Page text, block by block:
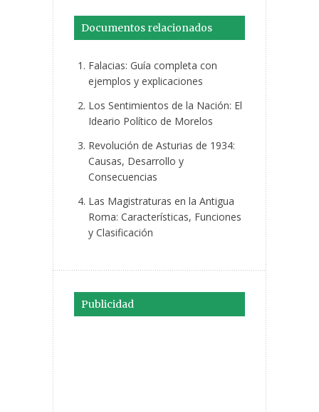
Documentos relacionados
Falacias: Guía completa con
ejemplos y explicaciones
Los Sentimientos de la Nación: El
Ideario Político de Morelos
Revolución de Asturias de 1934:
Causas, Desarrollo y
Consecuencias
Las Magistraturas en la Antigua
Roma: Características, Funciones
y Clasificación
Publicidad